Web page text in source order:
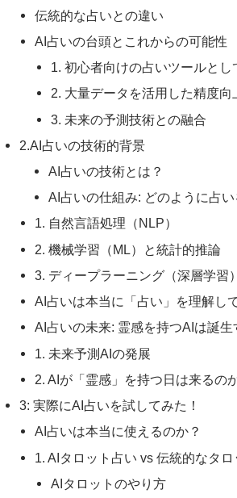
伝統的な占いとの違い
AI占いの台頭とこれからの可能性
1. 初心者向けの占いツールとし
2. 大量データを活用した精度向
3. 未来の予測技術との融合
2.AI占いの技術的背景
AI占いの技術とは？
AI占いの仕組み: どのように占
1. 自然言語処理（NLP）
2. 機械学習（ML）と統計的推論
3. ディープラーニング（深層学習）
AI占いは本当に「占い」を理解し
AI占いの未来: 霊感を持つAIは誕生
1. 未来予測AIの発展
2. AIが「霊感」を持つ日は来るの
3: 実際にAI占いを試してみた！
AI占いは本当に使えるのか？
1. AIタロット占い vs 伝統的なタ
AIタロットのやり方